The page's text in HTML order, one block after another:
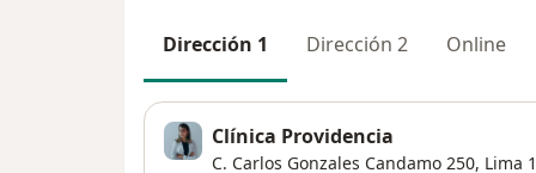
Dirección 1 Dirección 2 Online
Clínica Providencia
C. Carlos Gonzales Candamo 250, Lima